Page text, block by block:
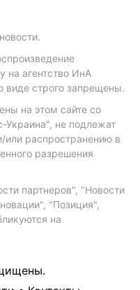
агентство ИнА
виде строго запрещены.
на этом сайте со
Украина", не подлежат
распространению в
разрешения
партнеров", "Новости
"Позиция",
на